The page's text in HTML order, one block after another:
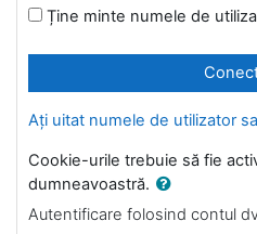
Ține minte numele de
Ați uitat numele de utilizator
Cookie-urile trebuie să fie
dumneavoastră.
Autentificare folosind contul